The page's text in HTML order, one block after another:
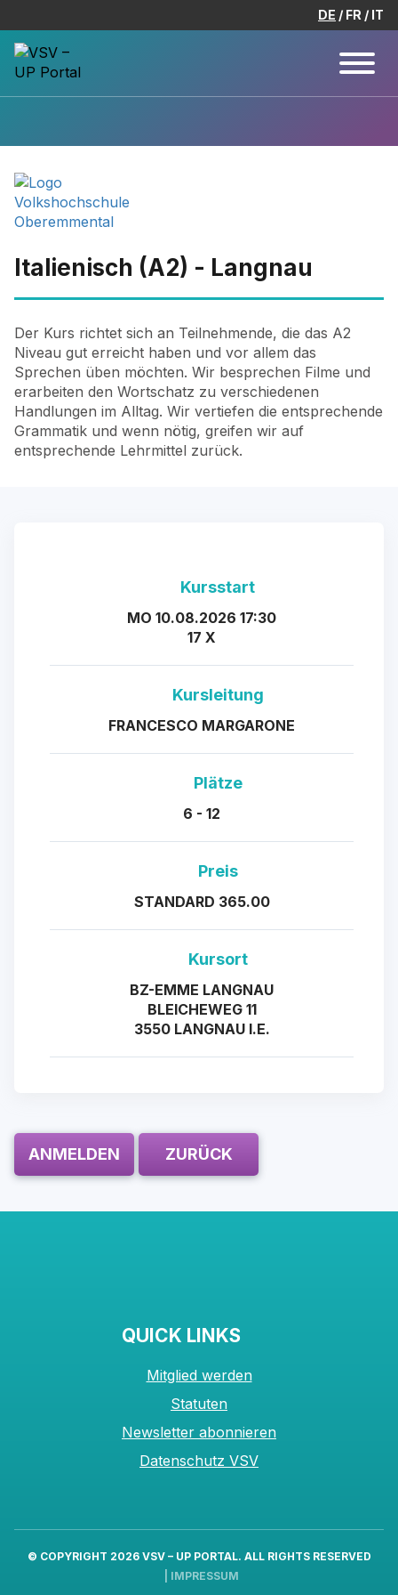
DE FR IT
Italienisch (A2) - Langnau
Der Kurs richtet sich an Teilnehmende, die das A2
Niveau gut erreicht haben und vor allem das
Sprechen üben möchten. Wir besprechen Filme und
erarbeiten den Wortschatz zu verschiedenen
Handlungen im Alltag. Wir vertiefen die entsprechende
Grammatik und wenn nötig, greifen wir auf
entsprechende Lehrmittel zurück.
Kursstart
MO 10.08.2026 17:30
17 X
Kursleitung
FRANCESCO MARGARONE
Plätze
6 - 12
Preis
STANDARD 365.00
Kursort
BZ-EMME LANGNAU
BLEICHEWEG 11
3550 LANGNAU I.E.
ANMELDEN ZURÜCK
QUICK LINKS
Mitglied werden
Statuten
Newsletter abonnieren
Datenschutz VSV
© COPYRIGHT 2026 VSV – UP PORTAL. ALL RIGHTS RESERVED
IMPRESSUM